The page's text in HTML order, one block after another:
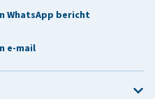
WhatsApp bericht
e-mail